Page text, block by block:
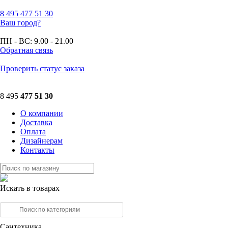
8 495 477 51 30
Ваш город?
ПН - ВС: 9.00 - 21.00
Обратная связь
Проверить статус заказа
8 495 477 51 30
О компании
Доставка
Оплата
Дизайнерам
Контакты
Искать в товарах